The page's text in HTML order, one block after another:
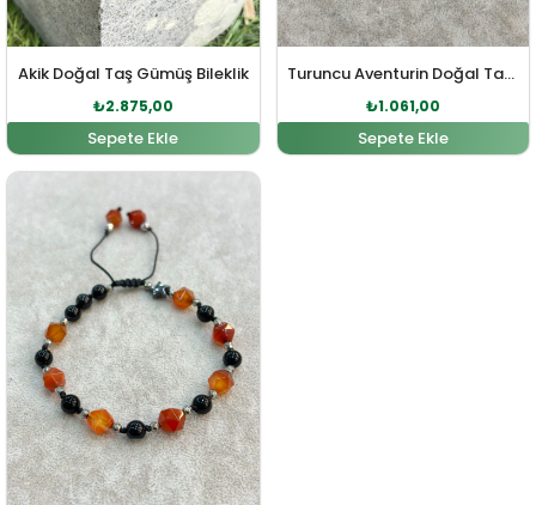
Akik Doğal Taş Gümüş Bileklik
₺2.875,00
Sepete Ekle
Turuncu Aventurin Doğal Taş Bileklik
₺1.061,00
Sepete Ekle
Orijinal fiyat: ₺1.168,00.
Şu andaki fiyat: ₺1.061,00.